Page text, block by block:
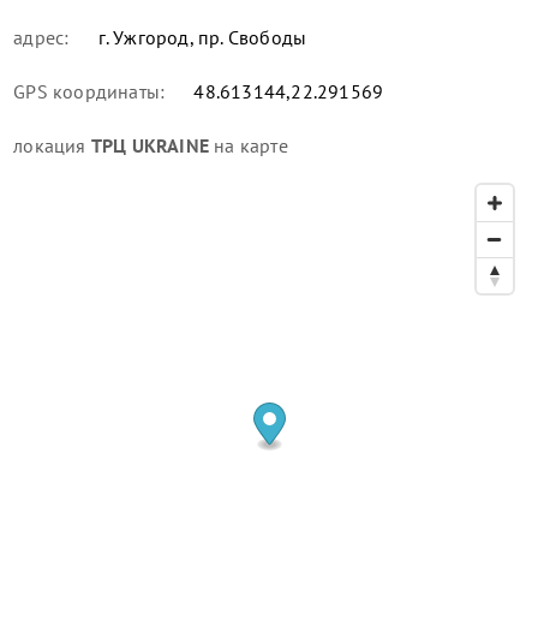
адрес: г. Ужгород, пр. Свободы
GPS координаты: 48.613144,22.291569
локация ТРЦ UKRAINE на карте